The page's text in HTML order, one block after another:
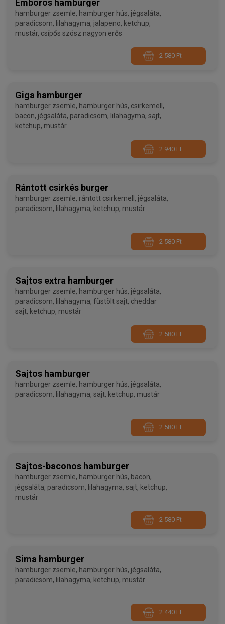
Embörös hamburger
hamburger zsemle, hamburger hús, jégsaláta,
paradicsom, lilahagyma, jalapeno, ketchup,
mustár, csípős szósz nagyon erős
2 580 Ft
Giga hamburger
hamburger zsemle, hamburger hús, csirkemell,
bacon, jégsaláta, paradicsom, lilahagyma, sajt,
ketchup, mustár
2 940 Ft
Rántott csirkés burger
hamburger zsemle, rántott csirkemell, jégsaláta,
paradicsom, lilahagyma, ketchup, mustár
2 580 Ft
Sajtos extra hamburger
hamburger zsemle, hamburger hús, jégsaláta,
paradicsom, lilahagyma, füstölt sajt, cheddar
sajt, ketchup, mustár
2 580 Ft
Sajtos hamburger
hamburger zsemle, hamburger hús, jégsaláta,
paradicsom, lilahagyma, sajt, ketchup, mustár
2 580 Ft
Sajtos-baconos hamburger
hamburger zsemle, hamburger hús, bacon,
jégsaláta, paradicsom, lilahagyma, sajt, ketchup,
mustár
2 580 Ft
Sima hamburger
hamburger zsemle, hamburger hús, jégsaláta,
paradicsom, lilahagyma, ketchup, mustár
2 440 Ft